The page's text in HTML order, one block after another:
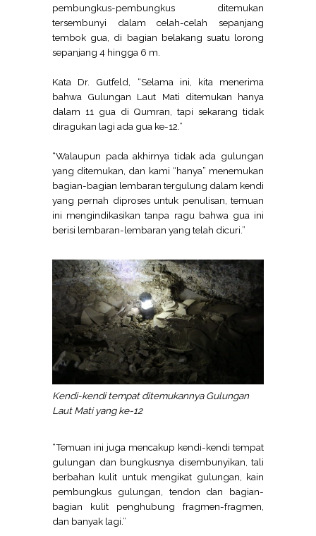
pembungkus-pembungkus ditemukan
tersembunyi dalam celah-celah sepanjang
tembok gua, di bagian belakang suatu lorong
sepanjang 4 hingga 6 m.
Kata Dr. Gutfeld, “Selama ini, kita menerima
bahwa Gulungan Laut Mati ditemukan hanya
dalam 11 gua di Qumran, tapi sekarang tidak
diragukan lagi ada gua ke-12.”
“Walaupun pada akhirnya tidak ada gulungan
yang ditemukan, dan kami “hanya” menemukan
bagian-bagian lembaran tergulung dalam kendi
yang pernah diproses untuk penulisan, temuan
ini mengindikasikan tanpa ragu bahwa gua ini
berisi lembaran-lembaran yang telah dicuri.”
Kendi-kendi tempat ditemukannya Gulungan
Laut Mati yang ke-12
“Temuan ini juga mencakup kendi-kendi tempat
gulungan dan bungkusnya disembunyikan, tali
berbahan kulit untuk mengikat gulungan, kain
pembungkus gulungan, tendon dan bagian-
bagian kulit penghubung fragmen-fragmen,
dan banyak lagi.”